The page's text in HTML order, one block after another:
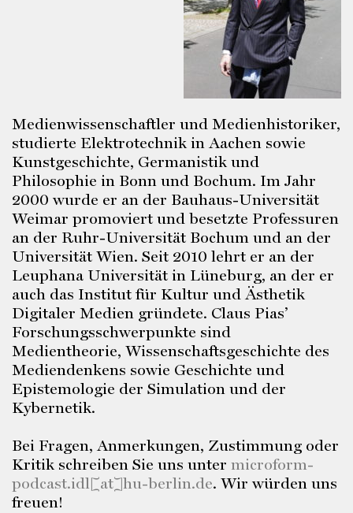
Medienwissenschaftler und Medienhistoriker,
studierte Elektrotechnik in Aachen sowie
Kunstgeschichte, Germanistik und
Philosophie in Bonn und Bochum. Im Jahr
2000 wurde er an der Bauhaus-Universität
Weimar promoviert und besetzte Professuren
an der Ruhr-Universität Bochum und an der
Universität Wien. Seit 2010 lehrt er an der
Leuphana Universität in Lüneburg, an der er
auch das Institut für Kultur und Ästhetik
Digitaler Medien gründete. Claus Pias’
Forschungsschwerpunkte sind
Medientheorie, Wissenschaftsgeschichte des
Mediendenkens sowie Geschichte und
Epistemologie der Simulation und der
Kybernetik.
Bei Fragen, Anmerkungen, Zustimmung oder
Kritik schreiben Sie uns unter microform-
podcast.idl[at]hu-berlin.de. Wir würden uns
freuen!